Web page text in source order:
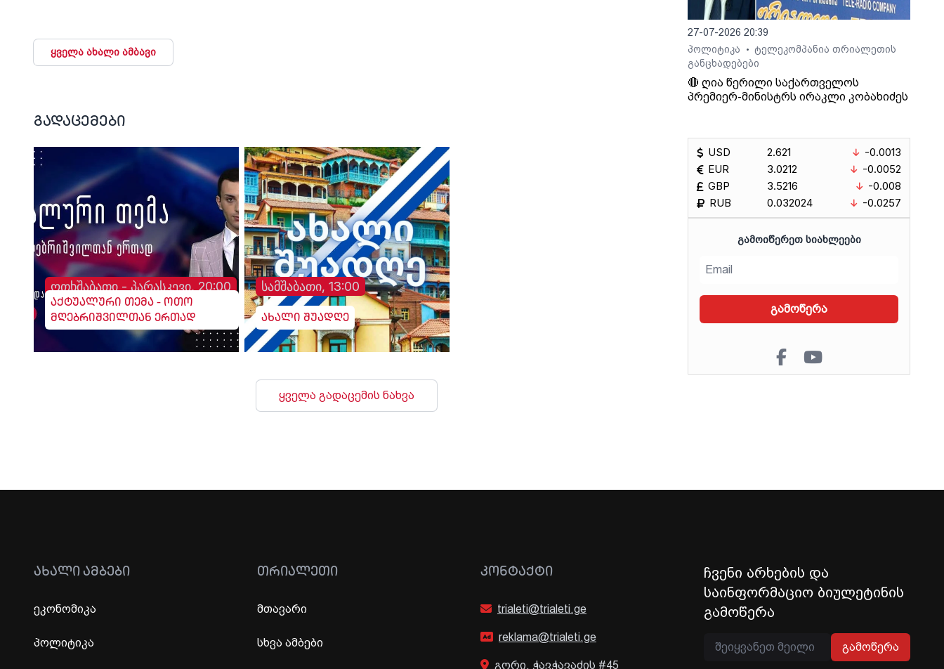
ყველა ახალი ამბავი
გადაცემები
ოთხშაბათი - პარასკევი, 20:00
აქტუალური თემა - ოთო
მღებრიშვილთან ერთად
სამშაბათი, 13:00
ახალი შუადღე
ყველა გადაცემის ნახვა
27-07-2026 20:39
პოლიტიკა
•
ტელეკომპანია თრიალეთის
განცხადებები
🔴 ღია წერილი საქართველოს
პრემიერ-მინისტრს ირაკლი კობახიძეს
USD
EUR
GBP
RUB
2.621
3.0212
3.5216
0.032024
-0.0013
-0.0052
-0.008
-0.0257
ᲒᲐᲛᲝᲘᲬᲔᲠᲔᲗ ᲡᲘᲐᲮᲚᲔᲔᲑᲘ
გამოწერა
ᲐᲮᲐᲚᲘ ᲐᲛᲑᲔᲑᲘ
ეკონომიკა
პოლიტიკა
ᲗᲠᲘᲐᲚᲔᲗᲘ
მთავარი
სხვა ამბები
ᲙᲝᲜᲢᲐᲥᲢᲘ
trialeti@trialeti.ge
reklama@trialeti.ge
გორი, ჭავჭავაძის #45
ჩვენი არხების და
საინფორმაციო ბიულეტინის
გამოწერა
გამოწერა